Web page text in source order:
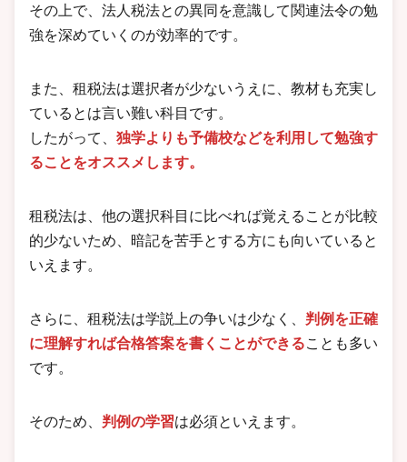
その上で、法人税法との異同を意識して関連法令の勉
強を深めていくのが効率的です。
また、租税法は選択者が少ないうえに、教材も充実し
ているとは言い難い科目です。
したがって、 独学よりも予備校などを利用して勉強す
ることをオススメします。
租税法は、他の選択科目に比べれば覚えることが比較
的少ないため、暗記を苦手とする方にも向いていると
いえます。
さらに、租税法は学説上の争いは少なく、 判例を正確
に理解すれば合格答案を書くことができることも多い
です。
そのため、 判例の学習は必須といえます。